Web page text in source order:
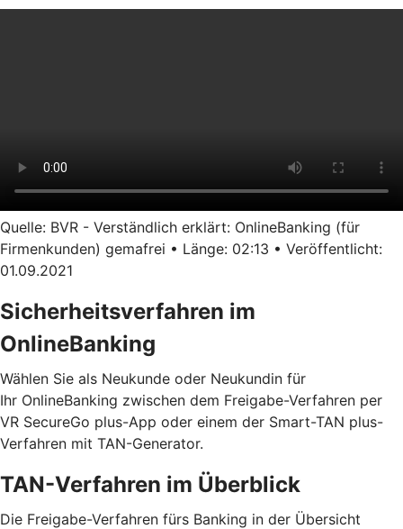
Quelle: BVR - Verständlich erklärt: OnlineBanking (für
Firmenkunden) gemafrei • Länge: 02:13 • Veröffentlicht:
01.09.2021
Sicherheitsverfahren im
OnlineBanking
Wählen Sie als Neukunde oder Neukundin für
Ihr OnlineBanking zwischen dem Freigabe-Verfahren per
VR SecureGo plus-App oder einem der Smart-TAN plus-
Verfahren mit TAN-Generator.
TAN-Verfahren im Überblick
Die Freigabe-Verfahren fürs Banking in der Übersicht